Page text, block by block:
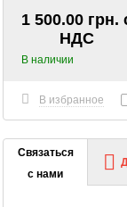
1 500.00 грн.
НДС
В наличии
В избранное
Связаться
с нами